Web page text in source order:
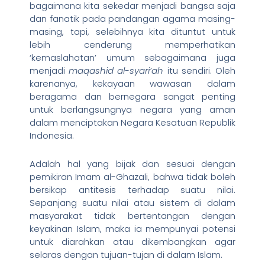
bagaimana kita sekedar menjadi bangsa saja
dan fanatik pada pandangan agama masing-
masing, tapi, selebihnya kita dituntut untuk
lebih cenderung memperhatikan
‘kemaslahatan’ umum sebagaimana juga
menjadimaqashid al-syari’ah itu sendiri. Oleh
karenanya, kekayaan wawasan dalam
beragama dan bernegara sangat penting
untuk berlangsungnya negara yang aman
dalam menciptakan Negara Kesatuan Republik
Indonesia.
Adalah hal yang bijak dan sesuai dengan
pemikiran Imam al-Ghazali, bahwa tidak boleh
bersikap antitesis terhadap suatu nilai.
Sepanjang suatu nilai atau sistem di dalam
masyarakat tidak bertentangan dengan
keyakinan Islam, maka ia mempunyai potensi
untuk diarahkan atau dikembangkan agar
selaras dengan tujuan-tujan di dalam Islam.